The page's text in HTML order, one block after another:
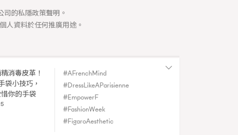
司的私隱政策聲明。
人資料於任何推廣用途。
|
Spain
du Figaro.
消毒皮革！
袋小技巧，
你的手袋
AFrenchMind
DressLikeAParisienne
EmpowerF
FashionWeek
FigaroAesthetic